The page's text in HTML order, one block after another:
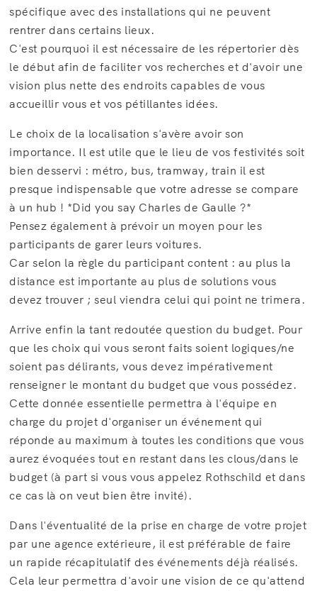
spécifique avec des installations qui ne peuvent
rentrer dans certains lieux.
C'est pourquoi il est nécessaire de les répertorier dès
le début afin de faciliter vos recherches et d'avoir une
vision plus nette des endroits capables de vous
accueillir vous et vos pétillantes idées.
Le choix de la localisation s'avère avoir son
importance. Il est utile que le lieu de vos festivités soit
bien desservi : métro, bus, tramway, train il est
presque indispensable que votre adresse se compare
à un hub ! *Did you say Charles de Gaulle ?*
Pensez également à prévoir un moyen pour les
participants de garer leurs voitures.
Car selon la règle du participant content : au plus la
distance est importante au plus de solutions vous
devez trouver ; seul viendra celui qui point ne trimera.
Arrive enfin la tant redoutée question du budget. Pour
que les choix qui vous seront faits soient logiques/ne
soient pas délirants, vous devez impérativement
renseigner le montant du budget que vous possédez.
Cette donnée essentielle permettra à l'équipe en
charge du projet d'organiser un événement qui
réponde au maximum à toutes les conditions que vous
aurez évoquées tout en restant dans les clous/dans le
budget (à part si vous vous appelez Rothschild et dans
ce cas là on veut bien être invité).
Dans l'éventualité de la prise en charge de votre projet
par une agence extérieure, il est préférable de faire
un rapide récapitulatif des événements déjà réalisés.
Cela leur permettra d'avoir une vision de ce qu'attend